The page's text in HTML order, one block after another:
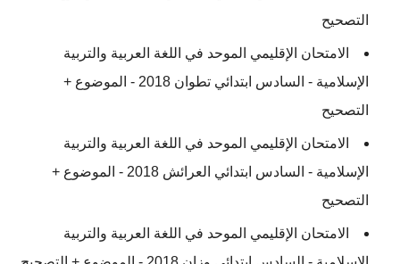
التصحيح
الامتحان الإقليمي الموحد في اللغة العربية والتربية
الإسلامية - السادس ابتدائي تطوان 2018 - الموضوع +
التصحيح
الامتحان الإقليمي الموحد في اللغة العربية والتربية
الإسلامية - السادس ابتدائي العرائش 2018 - الموضوع +
التصحيح
الامتحان الإقليمي الموحد في اللغة العربية والتربية